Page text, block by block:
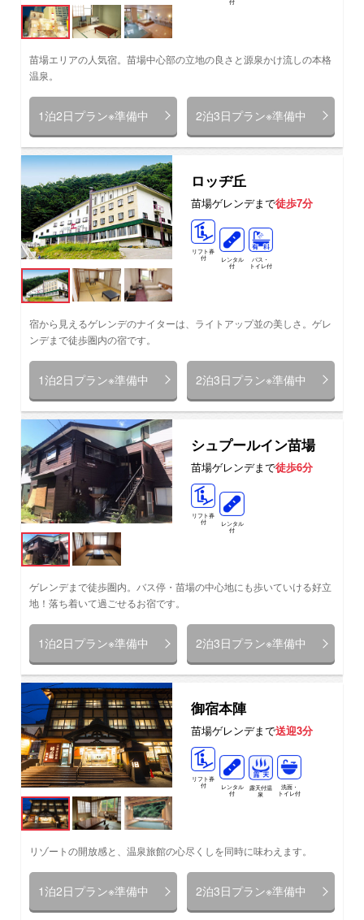
付
苗場エリアの人気宿。苗場中心部の立地の良さと源泉かけ流しの本格
温泉。
1泊2日プラン※準備中 2泊3日プラン※準備中
ロッヂ丘
苗場ゲレンデまで徒歩7分
リフト券
付
レンタル
付
バス・
トイレ付
宿から見えるゲレンデのナイターは、ライトアップ並の美しさ。ゲレ
ンデまで徒歩圏内の宿です。
1泊2日プラン※準備中 2泊3日プラン※準備中
シュプールイン苗場
苗場ゲレンデまで徒歩6分
リフト券
付
レンタル
付
ゲレンデまで徒歩圏内。バス停・苗場の中心地にも歩いていける好立
地！落ち着いて過ごせるお宿です。
1泊2日プラン※準備中 2泊3日プラン※準備中
御宿本陣
苗場ゲレンデまで送迎3分
リフト券
付
レンタル
付
露天付温
泉
洗面・
トイレ付
リゾートの開放感と、温泉旅館の心尽くしを同時に味わえます。
1泊2日プラン※準備中 2泊3日プラン※準備中